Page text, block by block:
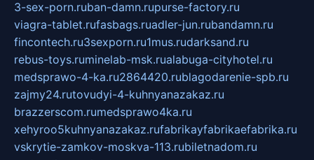
3-sex-porn.ruban-damn.rupurse-factory.ru
viagra-tablet.rufasbags.ruadler-jun.rubandamn.ru
fincontech.ru3sexporn.ru1mus.rudarksand.ru
rebus-toys.ruminelab-msk.rualabuga-cityhotel.ru
medsprawo-4-ka.ru2864420.rublagodarenie-spb.ru
zajmy24.rutovudyi-4-kuhnyanazakaz.ru
brazzerscom.rumedsprawo4ka.ru
xehyroo5kuhnyanazakaz.rufabrikayfabrikaefabrika.ru
vskrytie-zamkov-moskva-113.rubiletnadom.ru